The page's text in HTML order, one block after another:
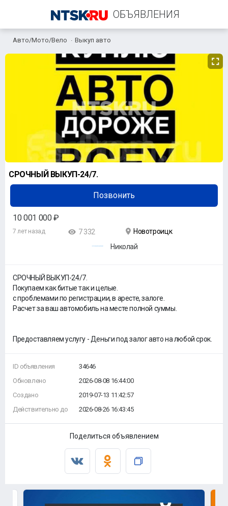
ОБЪЯВЛЕНИЯ
+7 (961) 911-00-20
Авто/Мото/Вело Выкуп авто
СРОЧНЫЙ ВЫКУП-24/7.
Позвонить
10 001 000 ₽
7 лет назад 7 332
Новотроицк
Николай
СРОЧНЫЙ ВЫКУП-24/7.
Покупаем как битые так и целые.
с проблемами по регистрации, в аресте, залоге.
Расчет за ваш автомобиль на месте полной суммы.
Предоставляем услугу - Деньги под залог авто на любой срок.
ID объявления
Обновлено
Создано
Действительно до
34646
2026-08-08 16:44:00
2019-07-13 11:42:57
2026-08-26 16:43:45
Поделиться объявлением